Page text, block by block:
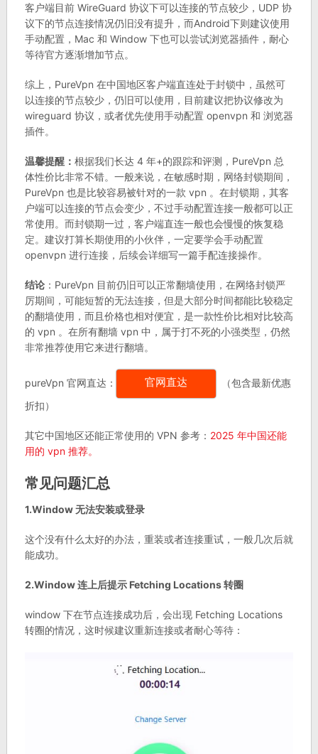
客户端目前 WireGuard 协议下可以连接的节点较少，UDP 协
议下的节点连接情况仍旧没有提升，而Android下则建议使用
手动配置，Mac 和 Window 下也可以尝试浏览器插件，耐心
等待官方逐渐增加节点。
综上，PureVpn 在中国地区客户端直连处于封锁中，虽然可
以连接的节点较少，仍旧可以使用，目前建议把协议修改为
wireguard 协议，或者优先使用手动配置 openvpn 和 浏览器
插件。
温馨提醒： 根据我们长达 4 年+的跟踪和评测，PureVpn 总
体性价比非常不错。一般来说，在敏感时期，网络封锁期间，
PureVpn 也是比较容易被针对的一款 vpn 。在封锁期，其客
户端可以连接的节点会变少，不过手动配置连接一般都可以正
常使用。而封锁期一过，客户端直连一般也会慢慢的恢复稳
定。建议打算长期使用的小伙伴，一定要学会手动配置
openvpn 进行连接，后续会详细写一篇手配连接操作。
结论：PureVpn 目前仍旧可以正常翻墙使用，在网络封锁严
厉期间，可能短暂的无法连接，但是大部分时间都能比较稳定
的翻墙使用，而且价格也相对便宜，是一款性价比相对比较高
的 vpn 。在所有翻墙 vpn 中，属于打不死的小强类型，仍然
非常推荐使用它来进行翻墙。
pureVpn 官网直达： 官网直达
（包含最新优惠
折扣）
其它中国地区还能正常使用的 VPN 参考： 2025 年中国还能
用的 vpn 推荐。
常见问题汇总
1.Window 无法安装或登录
这个没有什么太好的办法，重装或者连接重试，一般几次后就
能成功。
2.Window 连上后提示 Fetching Locations 转圈
window 下在节点连接成功后，会出现 Fetching Locations
转圈的情况，这时候建议重新连接或者耐心等待：